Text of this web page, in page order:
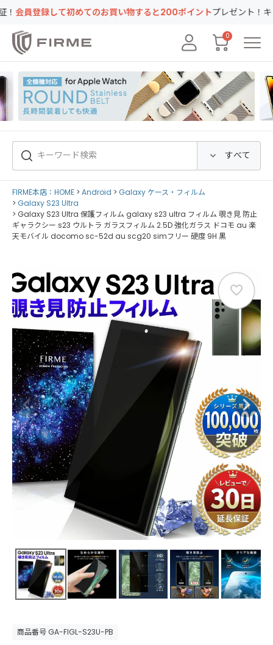
のお買い物すると200ポイントプレゼント！キャンペーン実地中
0
FIRME本店：HOME Android
Galaxy ケース・フィルム
Galaxy S23 Ultra
Galaxy S23 Ultra 保護フィルム galaxy s23 ultra フィルム 覗き見 防止
ギャラクシー s23 ウルトラ ガラスフィルム 2.5D 強化ガラス ドコモ au 楽
天モバイル docomo sc-52d au scg20 simフリー 硬度 9H 黒
商品番号 GA-FIGL-S23U-PB